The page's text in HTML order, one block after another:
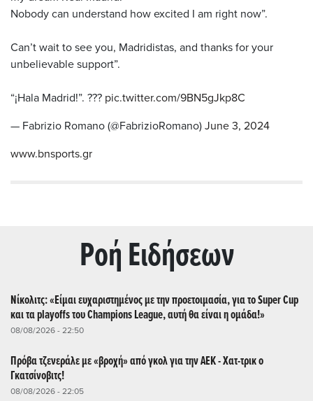
Nobody can understand how excited I am right now”.
Can’t wait to see you, Madridistas, and thanks for your
unbelievable support”.
“¡Hala Madrid!”. ??? pic.twitter.com/9BN5gJkp8C
— Fabrizio Romano (@FabrizioRomano) June 3, 2024
www.bnsports.gr
Ρoή Ειδήσεων
Νίκολιτς: «Είμαι ευχαριστημένος με την προετοιμασία, για το Super Cup
και τα playoffs του Champions League, αυτή θα είναι η ομάδα!»
08/08/2026 - 22:50
Πρόβα τζενεράλε με «βροχή» από γκολ για την ΑΕΚ - Χατ-τρικ ο
Γκατσίνοβιτς!
08/08/2026 - 22:05